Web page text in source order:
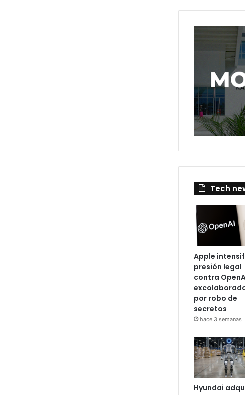
Tech
Apple
presión legal
contra
por robo de
secretos
hace 3 semanas
Hyundai